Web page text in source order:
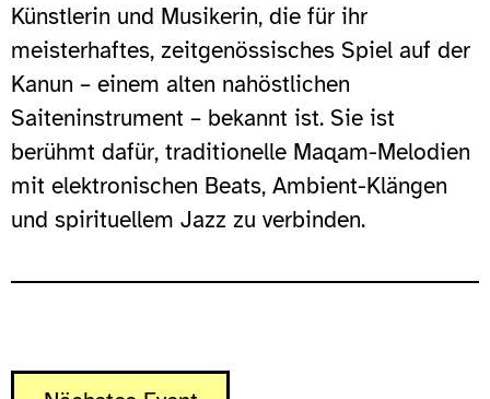
Künstlerin und Musikerin, die für ihr
meisterhaftes, zeitgenössisches Spiel auf der
Kanun – einem alten nahöstlichen
Saiteninstrument – bekannt ist. Sie ist
berühmt dafür, traditionelle Maqam-Melodien
mit elektronischen Beats, Ambient-Klängen
und spirituellem Jazz zu verbinden.